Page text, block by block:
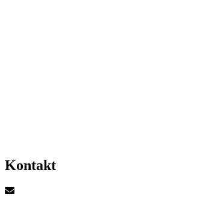
Kontakt